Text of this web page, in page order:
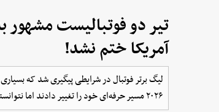
تیر دو فوتبالیست
آمریکا ختم نشد!
لیگ برتر فوتبال در شرایطی پیگیری شد که
۲۰۲۶ مسیر حرفه‌ای خود را تغییر دادند اما نتوانستند مسافر آمریکا شوند.